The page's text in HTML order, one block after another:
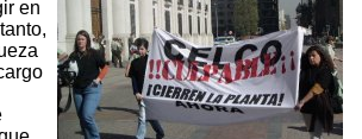
en